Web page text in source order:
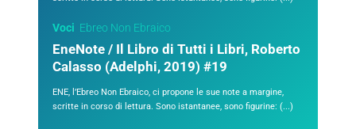
Voci Ebreo Non Ebraico
EneNote / Il Libro di Tutti i Libri, Roberto
Calasso (Adelphi, 2019) #19
ENE, l’Ebreo Non Ebraico, ci propone le sue note a margine,
scritte in corso di lettura. Sono istantanee, sono figurine: (...)